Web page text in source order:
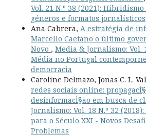
Vol. 21 N.º 38 (2021):
géneros e formatos jornalísticos
Ana Cabrera, A estratégia de
Marcello Caetano o último
Novo , Media & Jornalismo: Vol.
Média no Portugal
democracia
Caroline Delmazo, Jonas C. L.
redes sociais online:
desinformacÌ§ão em busca de
Jornalismo: Vol. 18 N.º 32
para o Século XXI - Novos
Problemas